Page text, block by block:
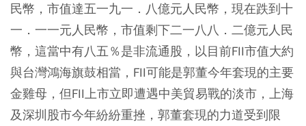
民幣，市值達五一九一．八億元人民幣，現在跌到十
一．一一元人民幣，市值剩下二一八八．二億元人民
幣，這當中有八五％是非流通股，以目前FII市值大約
與台灣鴻海旗鼓相當，FII可能是郭董今年套現的主要
金雞母，但FII上市立即遭遇中美貿易戰的淡市，上海
及深圳股市今年紛紛重挫，郭董套現的力道受到限